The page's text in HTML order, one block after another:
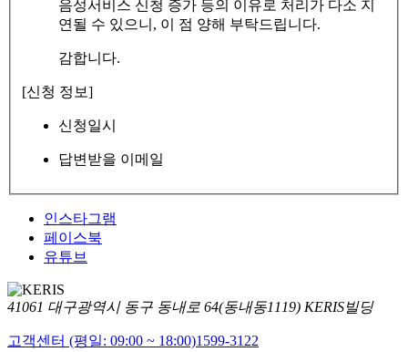
음성서비스 신청 증가 등의 이유로 처리가 다소 지
연될 수 있으니, 이 점 양해 부탁드립니다.
감합니다.
[신청 정보]
신청일시
답변받을 이메일
인스타그램
페이스북
유튜브
41061 대구광역시 동구 동내로 64(동내동1119) KERIS빌딩
고객센터 (평일: 09:00 ~ 18:00)1599-3122